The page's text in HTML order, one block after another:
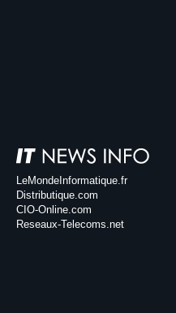
LeMondeInformatique.fr
Distributique.com
CIO-Online.com
Reseaux-Telecoms.net